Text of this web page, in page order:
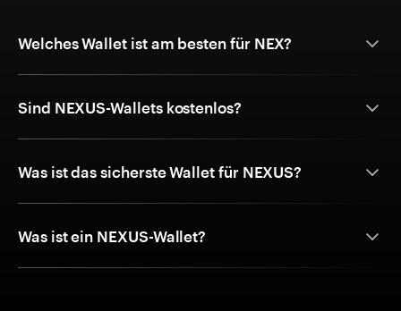
Welches Wallet ist am besten für NEX?
Sind NEXUS-Wallets kostenlos?
Was ist das sicherste Wallet für NEXUS?
Was ist ein NEXUS-Wallet?